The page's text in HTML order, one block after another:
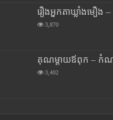
រឿងអ្នកតាឃ្លាំងមឿង –
3,870
គុណម្តាយឪពុក – កំណា
3,402